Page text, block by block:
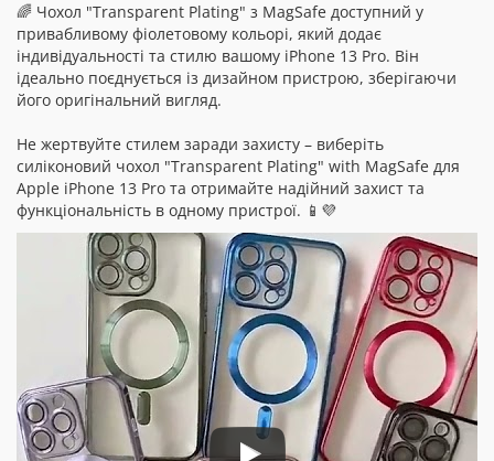
🌈 Чохол "Transparent Plating" з MagSafe доступний у
привабливому фіолетовому кольорі, який додає
індивідуальності та стилю вашому iPhone 13 Pro. Він
ідеально поєднується із дизайном пристрою, зберігаючи
його оригінальний вигляд.
Не жертвуйте стилем заради захисту – виберіть
силіконовий чохол "Transparent Plating" with MagSafe для
Apple iPhone 13 Pro та отримайте надійний захист та
функціональність в одному пристрої. 📱💜